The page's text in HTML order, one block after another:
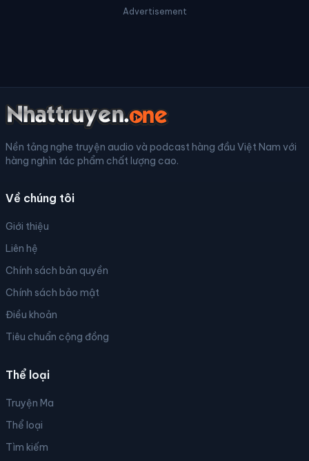
Advertisement
Nền tảng nghe truyện audio và podcast hàng đầu Việt Nam với
hàng nghìn tác phẩm chất lượng cao.
Về chúng tôi
Giới thiệu
Liên hệ
Chính sách bản quyền
Chính sách bảo mật
Điều khoản
Tiêu chuẩn cộng đồng
Thể loại
Truyện Ma
Thể loại
Tìm kiếm